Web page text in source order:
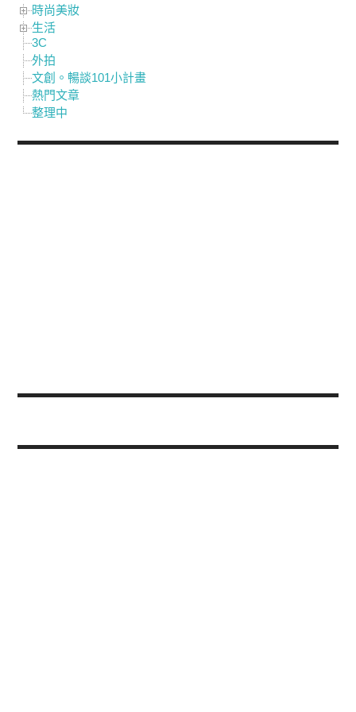
時尚美妝
生活
3C
外拍
文創。暢談101小計畫
熱門文章
整理中